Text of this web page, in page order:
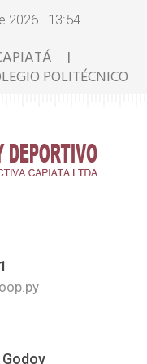
2026 13:54
|
POLITÉCNICO
Godoy